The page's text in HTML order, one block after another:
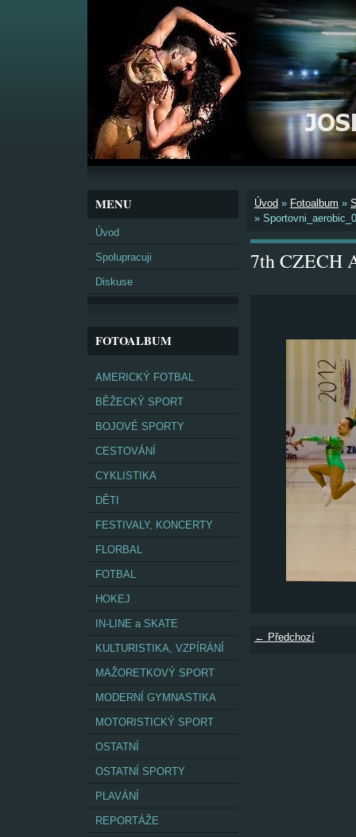
MENU
Úvod
Spolupracuji
Diskuse
FOTOALBUM
AMERICKÝ FOTBAL
BĚŽECKÝ SPORT
BOJOVÉ SPORTY
CESTOVÁNÍ
CYKLISTIKA
DĚTI
FESTIVALY, KONCERTY
FLORBAL
FOTBAL
HOKEJ
IN-LINE a SKATE
KULTURISTIKA, VZPÍRÁNÍ
MAŽORETKOVÝ SPORT
MODERNÍ GYMNASTIKA
MOTORISTICKÝ SPORT
OSTATNÍ
OSTATNÍ SPORTY
PLAVÁNÍ
REPORTÁŽE
Úvod » Fotoalbum »
»
7th CZECH
← Předchozí